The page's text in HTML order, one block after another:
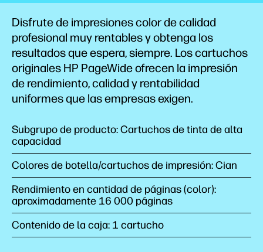
Disfrute de impresiones color de calidad
profesional muy rentables y obtenga los
resultados que espera, siempre. Los cartuchos
originales HP PageWide ofrecen la impresión
de rendimiento, calidad y rentabilidad
uniformes que las empresas exigen.
Subgrupo de producto: Cartuchos de tinta de alta
capacidad
Colores de botella/cartuchos de impresión: Cian
Rendimiento en cantidad de páginas (color):
aproximadamente 16 000 páginas
Contenido de la caja: 1 cartucho